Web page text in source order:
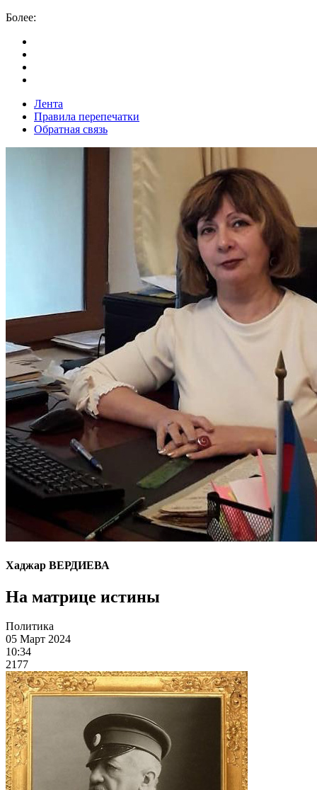
Более:
Лента
Правила перепечатки
Обратная связь
Хаджар ВЕРДИЕВА
На матрице истины
Политика
05 Март 2024
10:34
2177